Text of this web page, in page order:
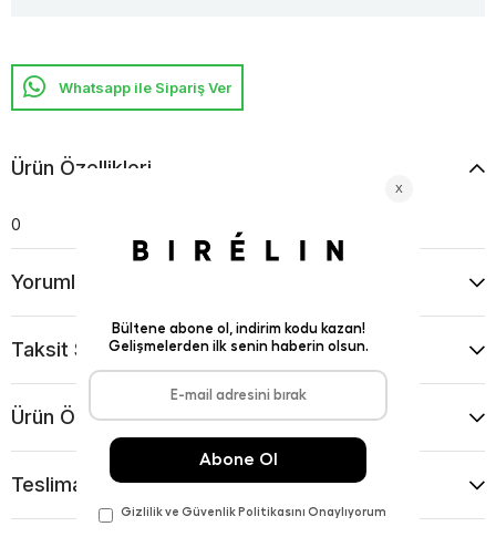
Whatsapp ile Sipariş Ver
Ürün Özellikleri
0
Yorumlar
Taksit Seçenekleri
Ürün Önerileri
Teslimat Ve İade Koşulları